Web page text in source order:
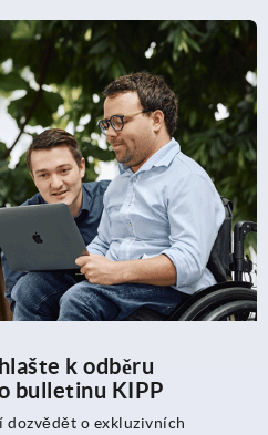
k odběru
bulletinu KIPP
dozvědět o exkluzivních